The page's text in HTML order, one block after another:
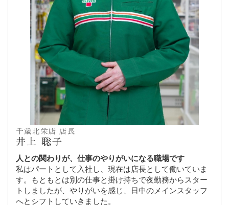
千歳北栄店 店長
井上 聡子
人との関わりが、仕事のやりがいになる職場です
私はパートとして入社し、現在は店長として働いていま
す。もともとは別の仕事と掛け持ちで夜勤務からスター
トしましたが、やりがいを感じ、日中のメインスタッフ
へとシフトしていきました。